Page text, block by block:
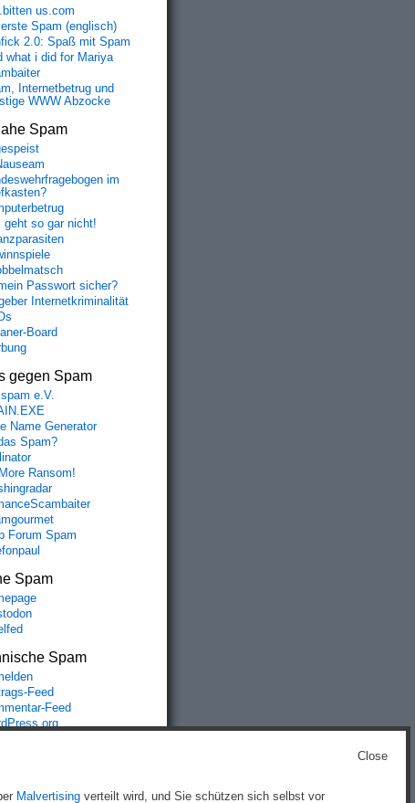
us.com
erste Spam (englisch)
2.0: Spaß mit Spam
what i did for Mariya
Internetbetrug und
WWW Abzocke
Spam
im
geht so gar nicht!
Passwort sicher?
Internetkriminalität
Board
gegen Spam
e.V.
Name Generator
Spam?
Ransom!
Forum Spam
Spam
Spam
Feed
Feed
Close
Malvertising verteilt wird, und Sie schützen sich selbst vor